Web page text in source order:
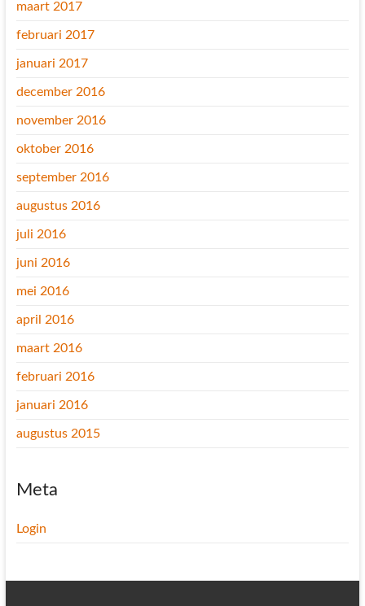
maart 2017
februari 2017
januari 2017
december 2016
november 2016
oktober 2016
september 2016
augustus 2016
juli 2016
juni 2016
mei 2016
april 2016
maart 2016
februari 2016
januari 2016
augustus 2015
Meta
Login